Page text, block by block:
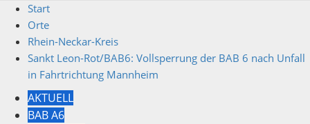
Start
Orte
Rhein-Neckar-Kreis
Sankt Leon-Rot/BAB6: Vollsperrung der BAB 6 nach Unfall
in Fahrtrichtung Mannheim
AKTUELL
BAB A6